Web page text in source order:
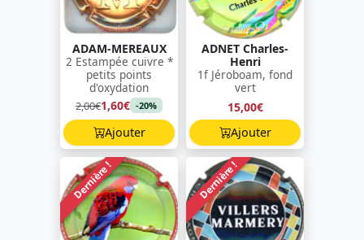
ADAM-MEREAUX
2 Estampée cuivre *
petits points
d'oxydation
2,00€1,60€ -20%
Ajouter
ADNET Charles-
Henri
1f Jéroboam, fond
vert
15,00€
Ajouter
Dernière ! Dernière !